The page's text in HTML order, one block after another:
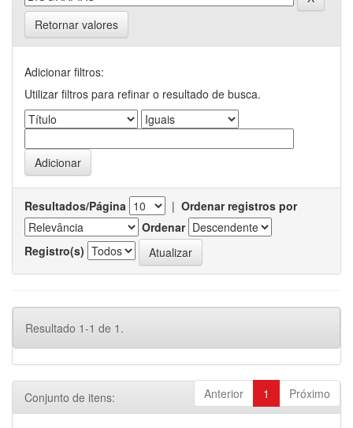
Retornar valores
Adicionar filtros:
Utilizar filtros para refinar o resultado de busca.
Resultados/Página | Ordenar registros por
Ordenar
Registro(s)
Resultado 1-1 de 1.
Anterior 1 Próximo
Conjunto de itens: